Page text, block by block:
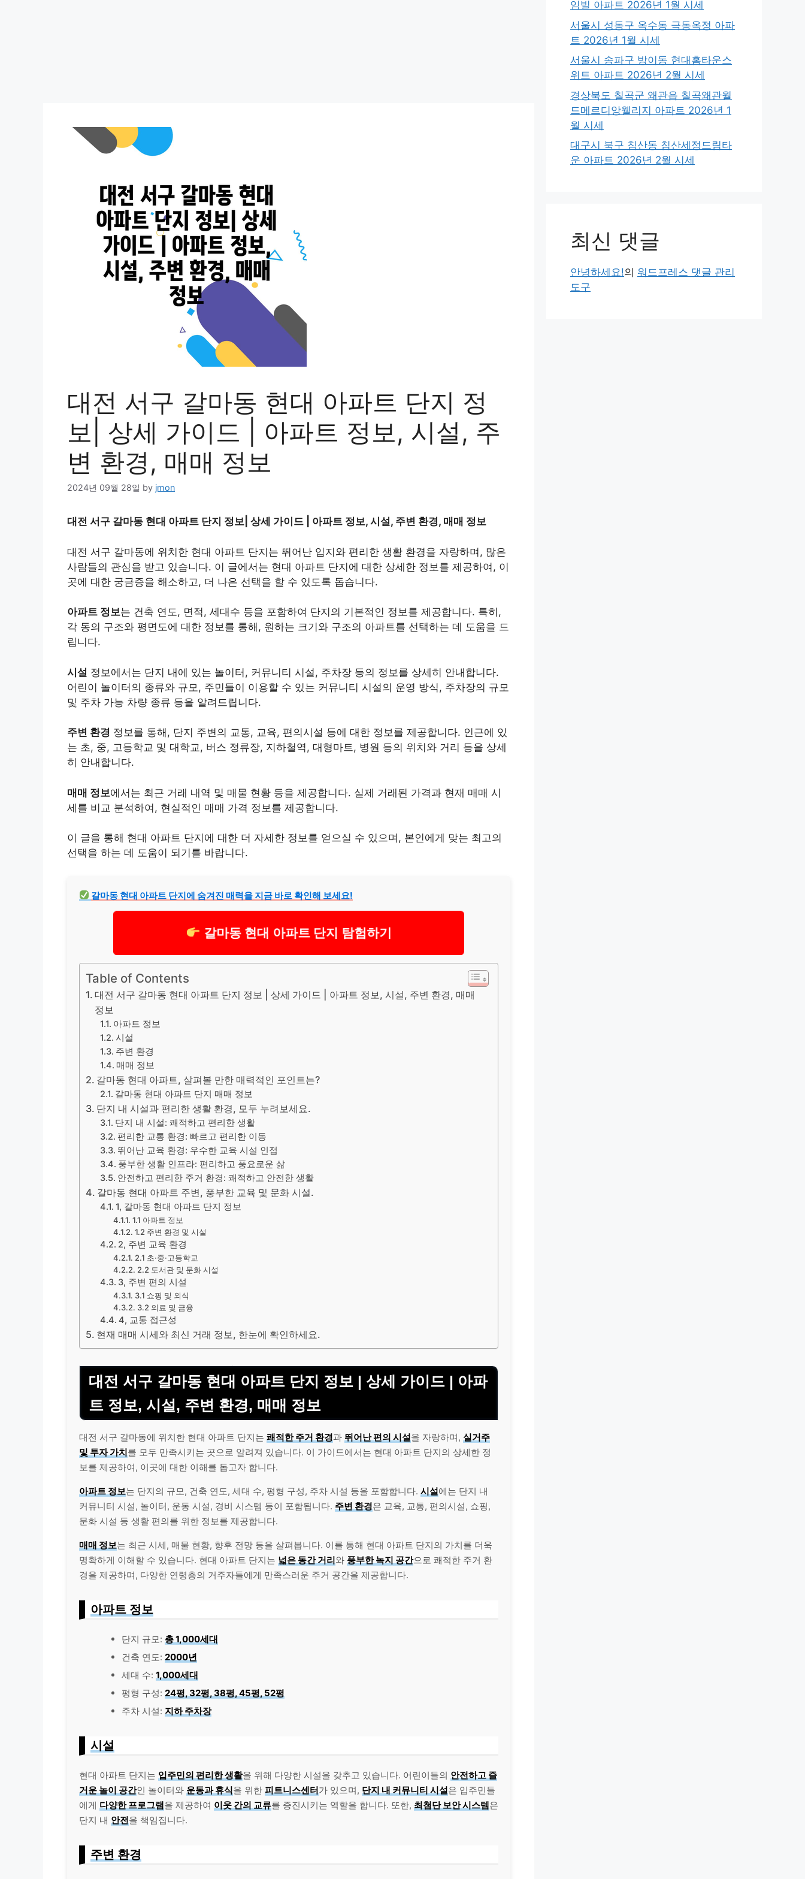
대전 서구 갈마동 현대 아파트 단지 정
보| 상세 가이드 | 아파트 정보, 시설, 주
변 환경, 매매 정보
2024년 09월 28일 by jmon
대전 서구 갈마동 현대 아파트 단지 정보| 상세 가이드 | 아파트 정보, 시설, 주변 환경, 매매 정보
대전 서구 갈마동에 위치한 현대 아파트 단지는 뛰어난 입지와 편리한 생활 환경을 자랑하며, 많은
사람들의 관심을 받고 있습니다. 이 글에서는 현대 아파트 단지에 대한 상세한 정보를 제공하여, 이
곳에 대한 궁금증을 해소하고, 더 나은 선택을 할 수 있도록 돕습니다.
아파트 정보는 건축 연도, 면적, 세대수 등을 포함하여 단지의 기본적인 정보를 제공합니다. 특히,
각 동의 구조와 평면도에 대한 정보를 통해, 원하는 크기와 구조의 아파트를 선택하는 데 도움을 드
립니다.
시설 정보에서는 단지 내에 있는 놀이터, 커뮤니티 시설, 주차장 등의 정보를 상세히 안내합니다.
어린이 놀이터의 종류와 규모, 주민들이 이용할 수 있는 커뮤니티 시설의 운영 방식, 주차장의 규모
및 주차 가능 차량 종류 등을 알려드립니다.
주변 환경 정보를 통해, 단지 주변의 교통, 교육, 편의시설 등에 대한 정보를 제공합니다. 인근에 있
는 초, 중, 고등학교 및 대학교, 버스 정류장, 지하철역, 대형마트, 병원 등의 위치와 거리 등을 상세
히 안내합니다.
매매 정보에서는 최근 거래 내역 및 매물 현황 등을 제공합니다. 실제 거래된 가격과 현재 매매 시
세를 비교 분석하여, 현실적인 매매 가격 정보를 제공합니다.
이 글을 통해 현대 아파트 단지에 대한 더 자세한 정보를 얻으실 수 있으며, 본인에게 맞는 최고의
선택을 하는 데 도움이 되기를 바랍니다.
갈마동 현대 아파트 단지에 숨겨진 매력을 지금 바로 확인해 보세요!
갈마동 현대 아파트 단지 탐험하기
Table of Contents
대전 서구 갈마동 현대 아파트 단지 정보 | 상세 가이드 | 아파트 정보, 시설, 주변 환경, 매매
정보
아파트 정보
시설
주변 환경
매매 정보
갈마동 현대 아파트, 살펴볼 만한 매력적인 포인트는?
갈마동 현대 아파트 단지 매매 정보
단지 내 시설과 편리한 생활 환경, 모두 누려보세요.
단지 내 시설: 쾌적하고 편리한 생활
편리한 교통 환경: 빠르고 편리한 이동
뛰어난 교육 환경: 우수한 교육 시설 인접
풍부한 생활 인프라: 편리하고 풍요로운 삶
안전하고 편리한 주거 환경: 쾌적하고 안전한 생활
갈마동 현대 아파트 주변, 풍부한 교육 및 문화 시설.
1, 갈마동 현대 아파트 단지 정보
1.1 아파트 정보
1.2 주변 환경 및 시설
2, 주변 교육 환경
2.1 초·중·고등학교
2.2 도서관 및 문화 시설
3, 주변 편의 시설
3.1 쇼핑 및 외식
3.2 의료 및 금융
4, 교통 접근성
현재 매매 시세와 최신 거래 정보, 한눈에 확인하세요.
대전 서구 갈마동 현대 아파트 단지 정보 | 상세 가이드 | 아파
트 정보, 시설, 주변 환경, 매매 정보
대전 서구 갈마동에 위치한 현대 아파트 단지는 쾌적한 주거 환경과 뛰어난 편의 시설을 자랑하며, 실거주
및 투자 가치를 모두 만족시키는 곳으로 알려져 있습니다. 이 가이드에서는 현대 아파트 단지의 상세한 정
보를 제공하여, 이곳에 대한 이해를 돕고자 합니다.
아파트 정보는 단지의 규모, 건축 연도, 세대 수, 평형 구성, 주차 시설 등을 포함합니다. 시설에는 단지 내
커뮤니티 시설, 놀이터, 운동 시설, 경비 시스템 등이 포함됩니다. 주변 환경은 교육, 교통, 편의시설, 쇼핑,
문화 시설 등 생활 편의를 위한 정보를 제공합니다.
매매 정보는 최근 시세, 매물 현황, 향후 전망 등을 살펴봅니다. 이를 통해 현대 아파트 단지의 가치를 더욱
명확하게 이해할 수 있습니다. 현대 아파트 단지는 넓은 동간 거리와 풍부한 녹지 공간으로 쾌적한 주거 환
경을 제공하며, 다양한 연령층의 거주자들에게 만족스러운 주거 공간을 제공합니다.
아파트 정보
단지 규모: 총 1,000세대
건축 연도: 2000년
세대 수: 1,000세대
평형 구성: 24평, 32평, 38평, 45평, 52평
주차 시설: 지하 주차장
시설
현대 아파트 단지는 입주민의 편리한 생활을 위해 다양한 시설을 갖추고 있습니다. 어린이들의 안전하고 즐
거운 놀이 공간인 놀이터와 운동과 휴식을 위한 피트니스센터가 있으며, 단지 내 커뮤니티 시설은 입주민들
에게 다양한 프로그램을 제공하여 이웃 간의 교류를 증진시키는 역할을 합니다. 또한, 최첨단 보안 시스템은
단지 내 안전을 책임집니다.
주변 환경
임빌 아파트 2026년 1월 시세
서울시 성동구 옥수동 극동옥정 아파
트 2026년 1월 시세
서울시 송파구 방이동 현대홈타운스
위트 아파트 2026년 2월 시세
경상북도 칠곡군 왜관읍 칠곡왜관월
드메르디앙웰리지 아파트 2026년 1
월 시세
대구시 북구 침산동 침산세정드림타
운 아파트 2026년 2월 시세
최신 댓글
안녕하세요!의 워드프레스 댓글 관리
도구